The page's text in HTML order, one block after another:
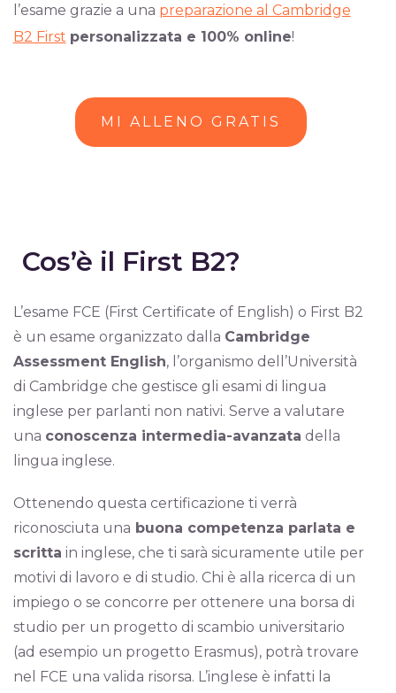
l’esame grazie a una preparazione al Cambridge
B2 First personalizzata e 100% online!
MI ALLENO GRATIS
Cos’è il First B2?
L’esame FCE (First Certificate of English) o First B2
è un esame organizzato dalla Cambridge
Assessment English, l’organismo dell’Università
di Cambridge che gestisce gli esami di lingua
inglese per parlanti non nativi. Serve a valutare
una conoscenza intermedia-avanzata della
lingua inglese.
Ottenendo questa certificazione ti verrà
riconosciuta una buona competenza parlata e
scritta in inglese, che ti sarà sicuramente utile per
motivi di lavoro e di studio. Chi è alla ricerca di un
impiego o se concorre per ottenere una borsa di
studio per un progetto di scambio universitario
(ad esempio un progetto Erasmus), potrà trovare
nel FCE una valida risorsa. L’inglese è infatti la